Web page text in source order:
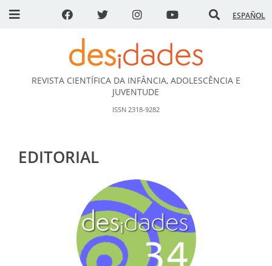
ESPAÑOL
DESidades
REVISTA CIENTÍFICA DA INFÂNCIA, ADOLESCÊNCIA E
JUVENTUDE
ISSN 2318-9282
EDITORIAL